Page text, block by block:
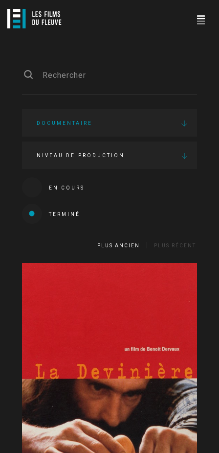
DOCUMENTAIRE
NIVEAU DE PRODUCTION
EN COURS
TERMINÉ
PLUS ANCIEN PLUS RÉCENT